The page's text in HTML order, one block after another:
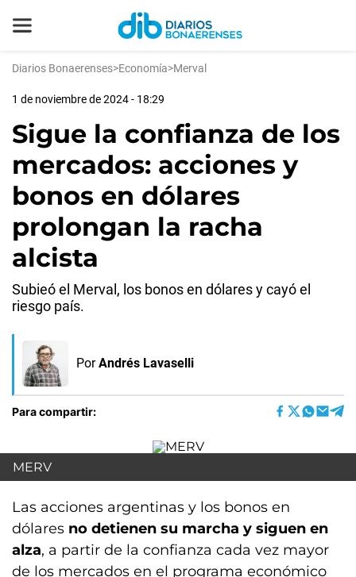
Diarios Bonaerenses>Economía>Merval
1 de noviembre de 2024 - 18:29
Sigue la confianza de los
mercados: acciones y
bonos en dólares
prolongan la racha
alcista
Subieó el Merval, los bonos en dólares y cayó el
riesgo país.
Por Andrés Lavaselli
Para compartir:
MERV
Las acciones argentinas y los bonos en
dólares no detienen su marcha y siguen en
alza, a partir de la confianza cada vez mayor
de los mercados en el programa económico